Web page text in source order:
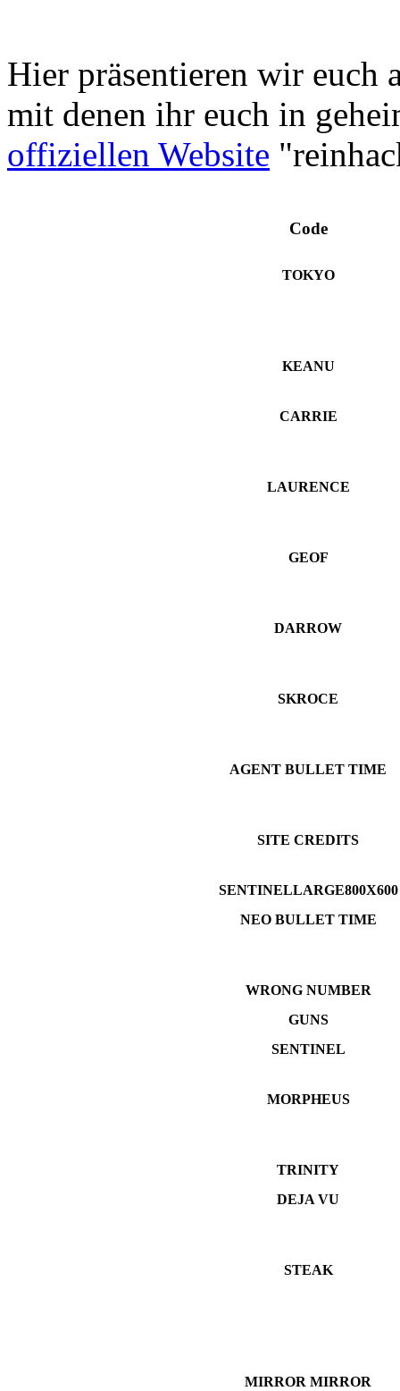
Hier präsentieren wir euch
mit denen ihr euch in
offiziellen Website
Code
TOKYO
KEANU
CARRIE
LAURENCE
GEOF
DARROW
SKROCE
AGENT BULLET TIME
SITE CREDITS
SENTINELLARGE800X600
NEO BULLET TIME
WRONG NUMBER
GUNS
SENTINEL
MORPHEUS
TRINITY
DEJA VU
STEAK
MIRROR MIRROR